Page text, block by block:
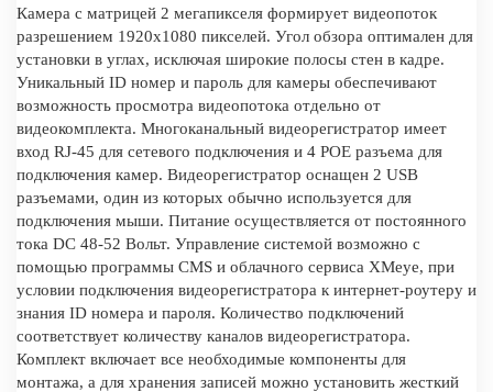
Камера с матрицей 2 мегапикселя формирует видеопоток
разрешением 1920x1080 пикселей. Угол обзора оптимален для
установки в углах, исключая широкие полосы стен в кадре.
Уникальный ID номер и пароль для камеры обеспечивают
возможность просмотра видеопотока отдельно от
видеокомплекта. Многоканальный видеорегистратор имеет
вход RJ-45 для сетевого подключения и 4 POE разъема для
подключения камер. Видеорегистратор оснащен 2 USB
разъемами, один из которых обычно используется для
подключения мыши. Питание осуществляется от постоянного
тока DC 48-52 Вольт. Управление системой возможно с
помощью программы CMS и облачного сервиса XMeye, при
условии подключения видеорегистратора к интернет-роутеру и
знания ID номера и пароля. Количество подключений
соответствует количеству каналов видеорегистратора.
Комплект включает все необходимые компоненты для
монтажа, а для хранения записей можно установить жесткий